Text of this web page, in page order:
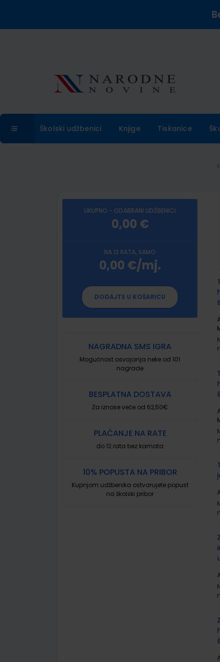
Školski udžbenici Knjige Tiskanice
UKUPNO - ODABRANI UDŽBENICI
0,00 €
NA 12 RATA, SAMO
0,00 €/mj.
DODAJTE U KOŠARICU
NAGRADNA SMS IGRA
Mogućnost osvajanja neke od 101
nagrade
BESPLATNA DOSTAVA
Za iznose veće od 62,50€
PLAĆANJE NA RATE
do 12 rata bez kamata
10% POPUSTA NA PRIBOR
Kupnjom udžbenika ostvarujete popust
na školski pribor